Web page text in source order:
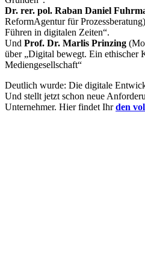
Dr. rer. pol. Raban Daniel
ReformAgentur für
Führen in digitalen Zeiten“.
Und Prof. Dr. Marlis Prinzing
über „Digital bewegt. Ein ethischer
Mediengesellschaft“
Deutlich wurde: Die digitale
Und stellt jetzt schon neue
Unternehmer. Hier findet Ihrden